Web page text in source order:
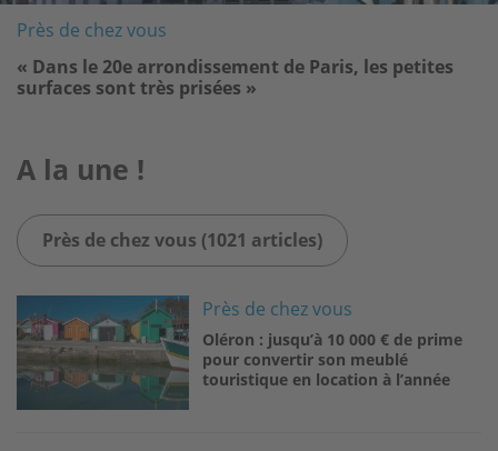
Près de chez vous
« Dans le 20e arrondissement de Paris, les petites
surfaces sont très prisées »
A la une !
Près de chez vous (1021 articles)
Près de chez vous
Oléron : jusqu’à 10 000 € de prime
pour convertir son meublé
touristique en location à l’année